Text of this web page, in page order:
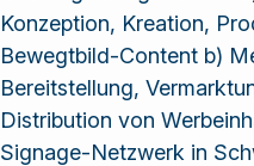
Konzeption, Kreation,
Bewegtbild-Content b)
Bereitstellung,
Distribution von
Signage-Netzwerk in